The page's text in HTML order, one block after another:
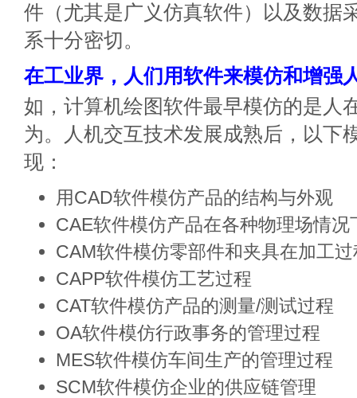
件（尤其是广义仿真软件）以及数据
系十分密切。
在工业界，人们用软件来模仿和增强
如，计算机绘图软件最早模仿的是人
为。人机交互技术发展成熟后，以下
现：
用CAD软件模仿产品的结构与外观
CAE软件模仿产品在各种物理场情况
CAM软件模仿零部件和夹具在加工
CAPP软件模仿工艺过程
CAT软件模仿产品的测量/测试过程
OA软件模仿行政事务的管理过程
MES软件模仿车间生产的管理过程
SCM软件模仿企业的供应链管理